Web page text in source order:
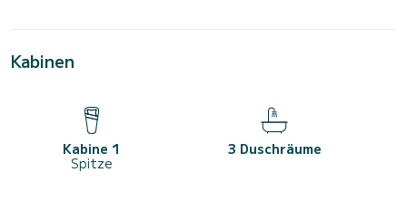
Kabinen
Kabine 1
Spitze
3 Duschräume